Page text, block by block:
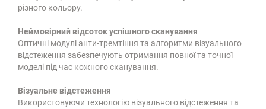
різного кольору.
Неймовірний відсоток успішного сканування
Оптичні модулі анти-тремтіння та алгоритми візуального
відстеження забезпечують отримання повної та точної
моделі під час кожного сканування.
Візуальне відстеження
Використовуючи технологію візуального відстеження та